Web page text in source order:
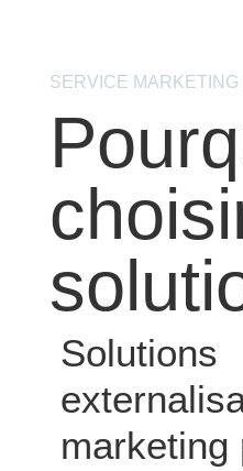
SERVICE
Solutions
marketing